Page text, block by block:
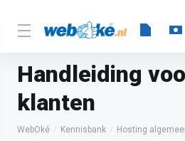
Handleiding
klanten
WebOké Kennisbank
Hosting